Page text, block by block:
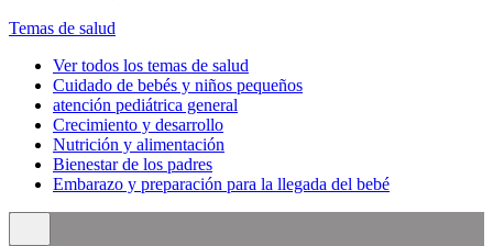
Temas de salud
Ver todos los temas de salud
Cuidado de bebés y niños pequeños
atención pediátrica general
Crecimiento y desarrollo
Nutrición y alimentación
Bienestar de los padres
Embarazo y preparación para la llegada del bebé